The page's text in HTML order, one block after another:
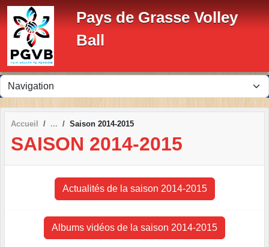
Pays de Grasse Volley
Ball
Accueil Saison 2014-2015
SAISON 2014-2015
Actualités de la saison 2014-2015
Albums vidéos de la saison 2014-2015
Panneau de gestion des cookies